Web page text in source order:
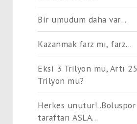
Bir umudum daha var...
Kazanmak farz mı, farz...
Eksi 3 Trilyon mu, Artı 25
Trilyon mu?
Herkes unutur!..Boluspor
taraftarı ASLA...